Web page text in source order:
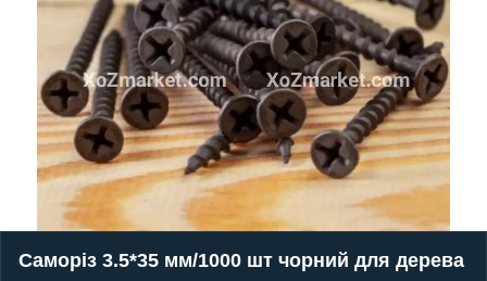
Саморіз 3.5*35 мм/1000 шт чорний для дерева